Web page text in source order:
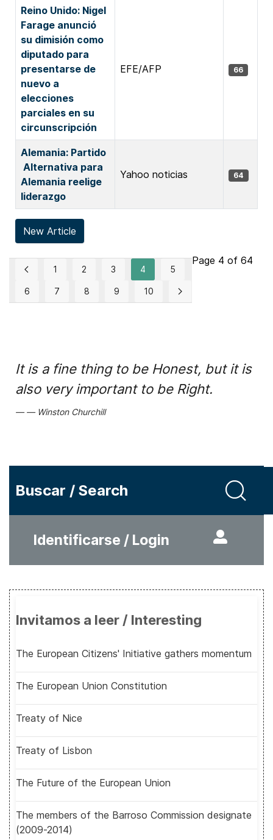
Reino Unido: Nigel
Farage anunció
su dimisión como
diputado para
presentarse de
nuevo a
elecciones
parciales en su
circunscripción
EFE/AFP 66
Alemania: Partido
Alternativa para
Alemania reelige
liderazgo
Yahoo noticias 64
New Article
Page 4 of 64
1 2 3 4 5
6 7 8 9 10
It is a fine thing to be Honest, but it is
also very important to be Right.
Winston Churchill
Buscar / Search
Identificarse / Login
Invitamos a leer / Interesting
The European Citizens' Initiative gathers momentum
The European Union Constitution
Treaty of Nice
Treaty of Lisbon
The Future of the European Union
The members of the Barroso Commission designate
(2009-2014)